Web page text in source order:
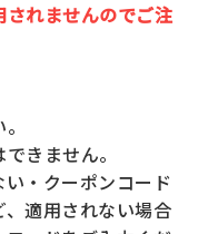
れませんのでご注
きません。
・クーポンコード
適用されない場合